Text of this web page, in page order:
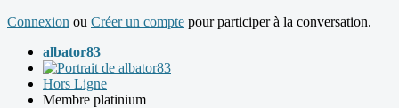
Connexion ou Créer un compte pour participer à la conversation.
albator83
Hors Ligne
Membre platinium